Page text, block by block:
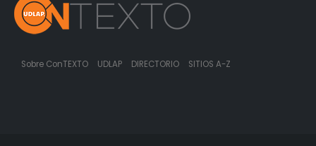
Sobre ConTEXTO UDLAP DIRECTORIO SITIOS A-Z